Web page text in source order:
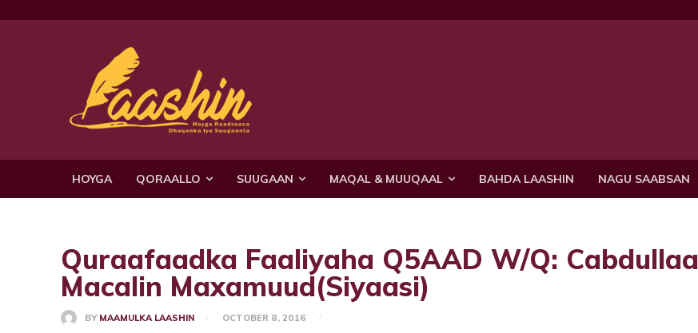
HOYGA QORAALLO SUUGAAN MAQAL & MUUQAAL BAHDA LAASHIN NAGU SAABSAN
Quraafaadka Faaliyaha Q5AAD W/Q:
Macalin Maxamuud(Siyaasi)
BY MAAMULKA LAASHIN OCTOBER 8, 2016